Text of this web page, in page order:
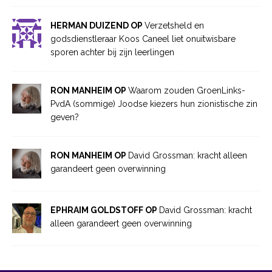
HERMAN DUIZEND OP Verzetsheld en
godsdienstleraar Koos Caneel liet onuitwisbare
sporen achter bij zijn leerlingen
RON MANHEIM OP Waarom zouden GroenLinks-
PvdA (sommige) Joodse kiezers hun zionistische zin
geven?
RON MANHEIM OP David Grossman: kracht alleen
garandeert geen overwinning
EPHRAIM GOLDSTOFF OP David Grossman: kracht
alleen garandeert geen overwinning